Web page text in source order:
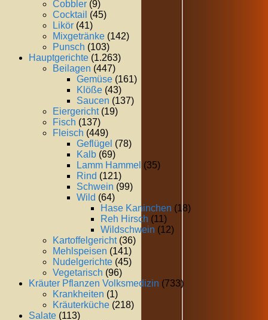
Cobbler (9)
Cocktail (45)
Likör (41)
Mixgetränke (142)
Punsch (103)
Hauptgerichte (1.263)
Beilagen (447)
Gemüse (161)
Klöße (43)
Saucen (137)
Eiergericht(19)
Fisch (137)
Fleisch (449)
Geflügel (78)
Kalb (69)
Lamm Hammel (35)
Rind (121)
Schwein (99)
Wild (64)
Hase Kaninchen (18)
Reh Hirsch (11)
Wildschwein (12)
Kartoffelgericht(36)
Mehlspeisen (141)
Nudelgerichte (45)
Vegetarisch (96)
Kräuter Pflanzen Volksmedizin (733)
Krankheiten (1)
Kräuterküche (218)
Salate (113)